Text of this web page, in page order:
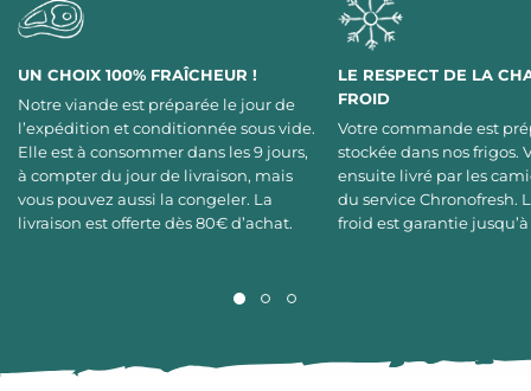
UN CHOIX 100% FRAÎCHEUR !
Notre viande est préparée le jour de
l’expédition et conditionnée sous vide.
Elle est à consommer dans les 9 jours,
à compter du jour de livraison, mais
vous pouvez aussi la congeler. La
livraison est offerte dès 80€ d’achat.
LE RESPECT DE LA
FROID
Votre commande est
stockée dans nos frigos.
ensuite livré par les
du service Chronofresh.
froid est garantie